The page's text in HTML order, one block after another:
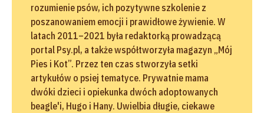
rozumienie psów, ich pozytywne szkolenie z
poszanowaniem emocji i prawidłowe żywienie. W
latach 2011–2021 była redaktorką prowadzącą
portal Psy.pl, a także współtworzyła magazyn „Mój
Pies i Kot”. Przez ten czas stworzyła setki
artykułów o psiej tematyce. Prywatnie mama
dwóki dzieci i opiekunka dwóch adoptowanych
beagle'i, Hugo i Hany. Uwielbia długie, ciekawe